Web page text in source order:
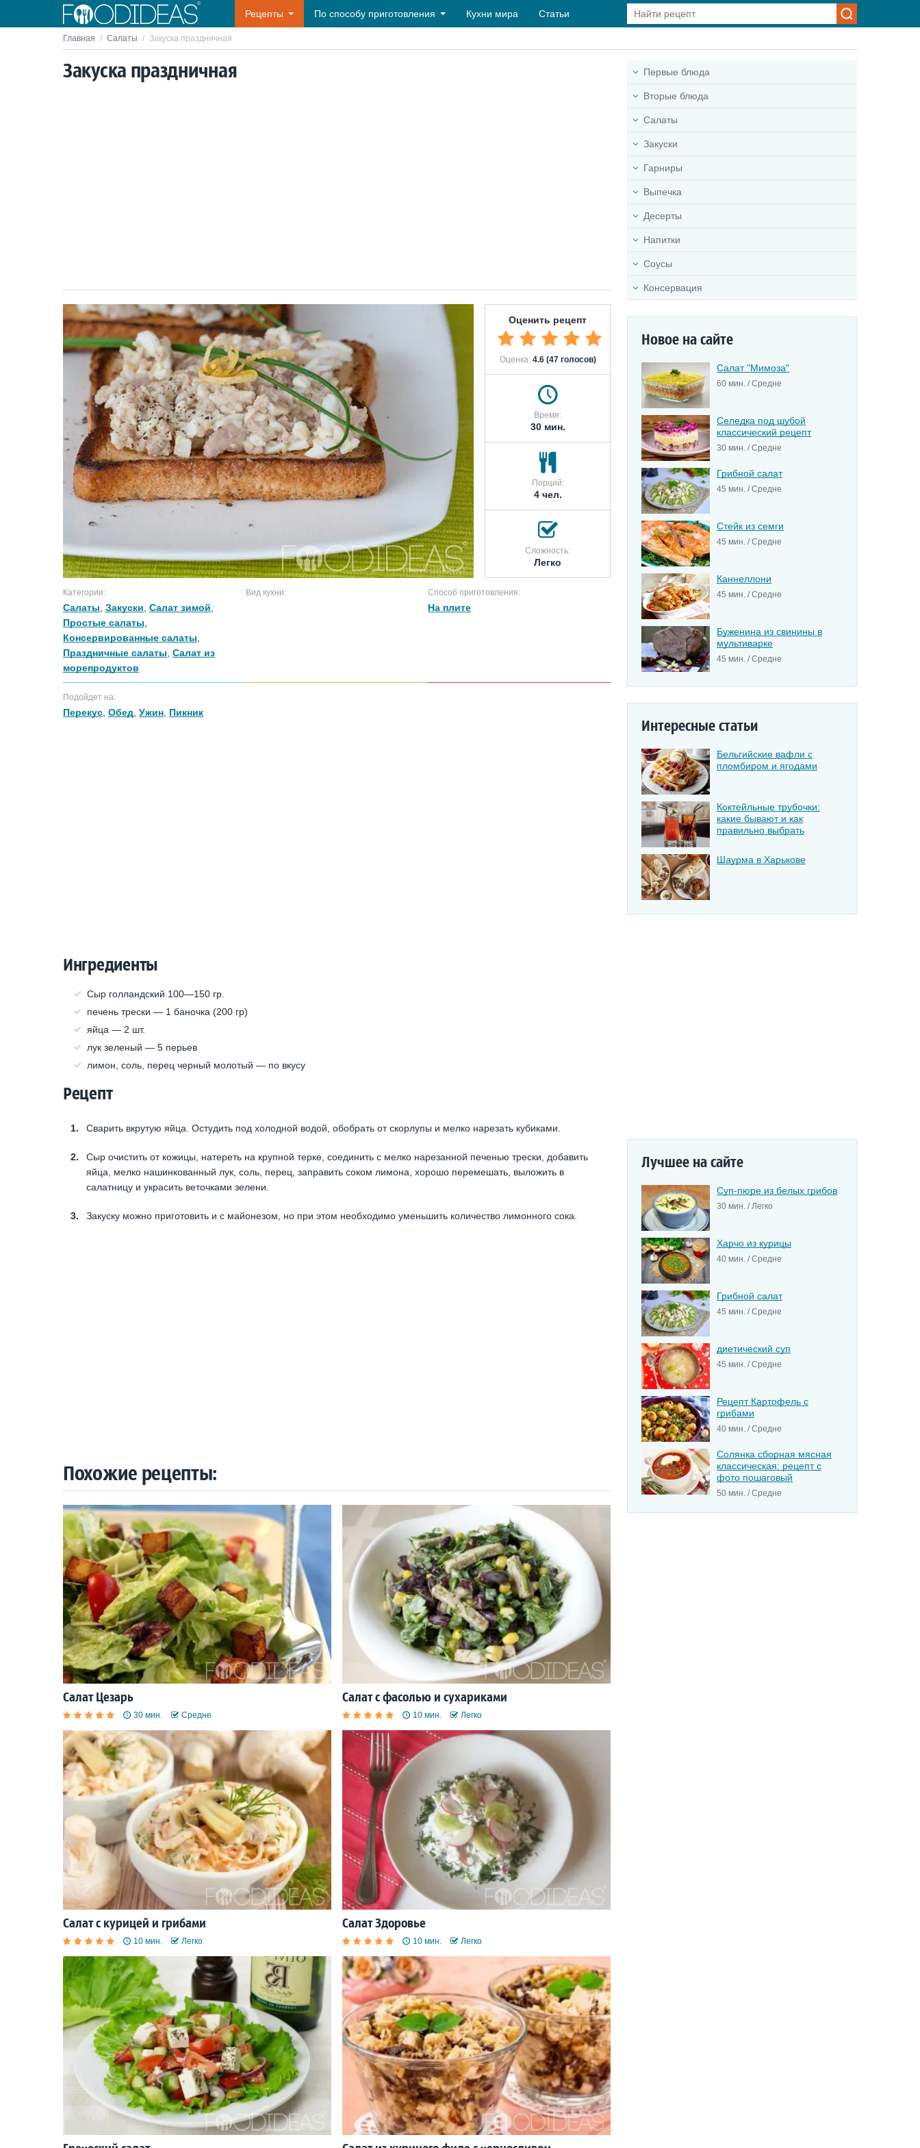
Рецепты По способу приготовления Кухни мира Статьи
Главная / Салаты / Закуска праздничная
Закуска праздничная
Оценить рецепт
Оценка: 4.6 (47 голосов)
Время:
30 мин.
Порций:
4 чел.
Сложность:
Легко
Категории:
Салаты Закуски Салат зимой
Простые салаты
Консервированные салаты
Праздничные салаты Салат из
морепродуктов
Вид кухни: Способ приготовления:
На плите
Подойдет на:
Перекус Обед Ужин Пикник
Ингредиенты
Сыр голландский 100—150 гр.
пе­чень трески — 1 баночка (200 гр)
яйца — 2 шт.
лук зеленый — 5 перьев
лимон, соль, перец черный молотый — по вкусу
Рецепт
Сварить вкрутую яйца. Остудить под холодной водой, обобрать от скорлупы и мелко нарезать кубиками.
Сыр очистить от кожицы, натереть на крупной терке, соединить с мелко нарезанной печенью трески, добавить
яйца, мелко на­шинкованный лук, соль, перец, запра­вить соком лимона, хорошо переме­шать, выложить в
салатницу и украсить веточками зелени.
Закуску можно приготовить и с май­онезом, но при этом необходимо умень­шить количество лимонного сока.
Похожие рецепты:
Салат Цезарь
30 мин. Средне
Салат с фасолью и сухариками
10 мин. Легко
Салат с курицей и грибами
10 мин. Легко
Салат Здоровье
10 мин. Легко
Первые блюда
Вторые блюда
Салаты
Закуски
Гарниры
Выпечка
Десерты
Напитки
Соусы
Консервация
Новое на сайте
Салат "Мимоза"
60 мин. / Средне
Селедка под шубой
классический рецепт
30 мин. / Средне
Грибной салат
45 мин. / Средне
Стейк из семги
45 мин. / Средне
Каннеллони
45 мин. / Средне
Буженина из свинины в
мультиварке
45 мин. / Средне
Интересные статьи
Бельгийские вафли с
пломбиром и ягодами
Коктейльные трубочки:
какие бывают и как
правильно выбрать
Шаурма в Харькове
Лучшее на сайте
Суп-пюре из белых грибов
30 мин. / Легко
Харчо из курицы
40 мин. / Средне
Грибной салат
45 мин. / Средне
диетический суп
45 мин. / Средне
Рецепт Картофель с
грибами
40 мин. / Средне
Солянка сборная мясная
классическая: рецепт с
фото пошаговый
50 мин. / Средне